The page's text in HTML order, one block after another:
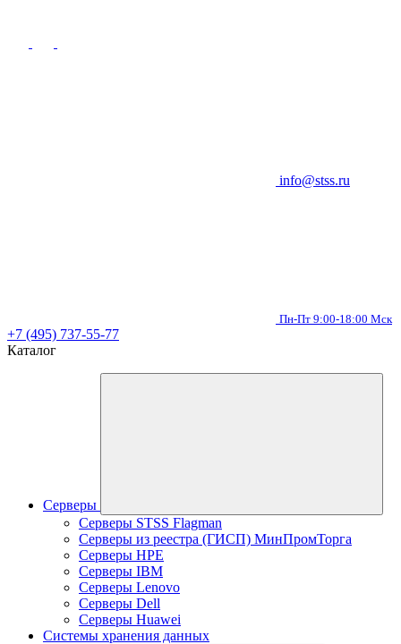
info@stss.ru
Пн-Пт 9:00-18:00 Мск
+7 (495) 737-55-77
Каталог
Серверы
Серверы STSS Flagman
Серверы из реестра (ГИСП) МинПромТорга
Серверы HPE
Серверы IBM
Серверы Lenovo
Серверы Dell
Серверы Huawei
Системы хранения данных